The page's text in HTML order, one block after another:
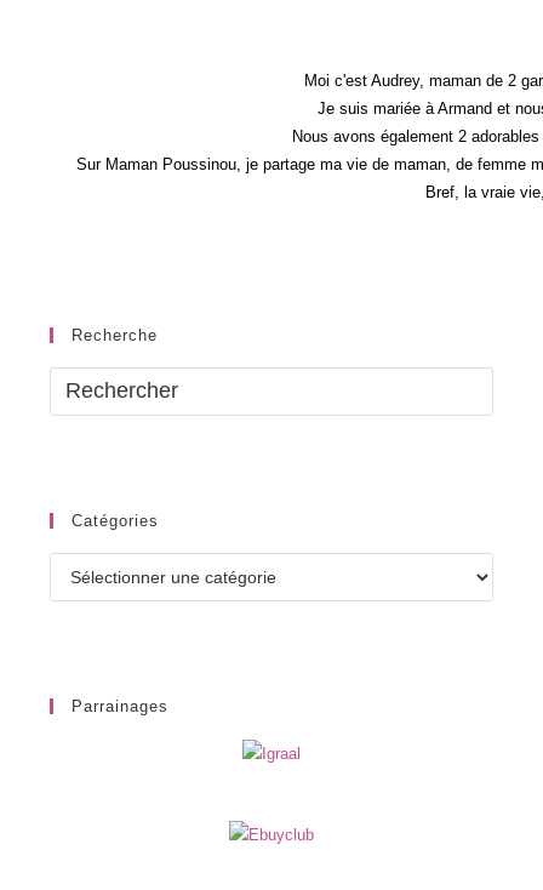
Moi c'est Audrey, maman de 2
Je suis mariée à Armand et
Nous avons également 2
Sur Maman Poussinou, je partage ma vie de maman, de femme
Bref, la vraie
Recherche
Catégories
Parrainages